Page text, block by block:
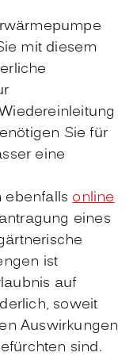
mit diesem
Sie für
eine
ebenfallsonline
eines
ist
auf
soweit
Auswirkungen
sind.